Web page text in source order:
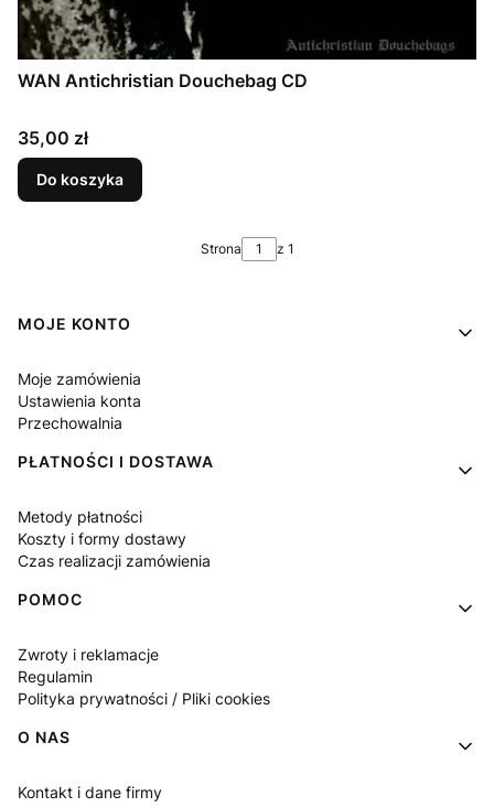
WAN Antichristian Douchebag CD
Cena
35,00 zł
Do koszyka
Strona z 1
Linki w stopce
MOJE KONTO
Moje zamówienia
Ustawienia konta
Przechowalnia
PŁATNOŚCI I DOSTAWA
Metody płatności
Koszty i formy dostawy
Czas realizacji zamówienia
POMOC
Zwroty i reklamacje
Regulamin
Polityka prywatności / Pliki cookies
O NAS
Kontakt i dane firmy